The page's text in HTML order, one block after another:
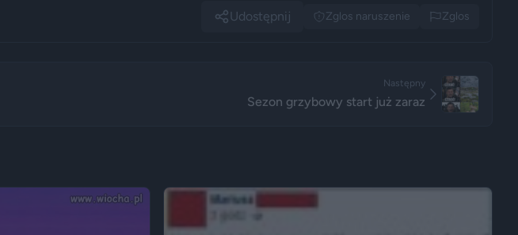
Udostępnij Zglos naruszenie Zglos
Następny
Sezon grzybowy start już zaraz